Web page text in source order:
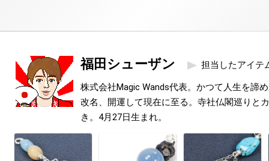
福田シューザン 担当したアイテ
株式会社Magic Wands代表。かつて人生を諦
改名、開運して現在に至る。寺社仏閣巡りと
き。4月27日生まれ。